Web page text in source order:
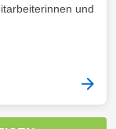
und